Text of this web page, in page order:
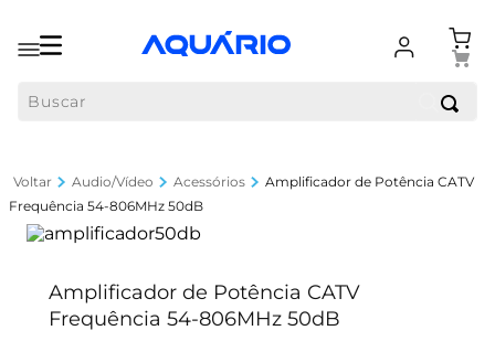
Audio/Vídeo Acessórios
Amplificador de Potência CATV
Frequência 54-806MHz 50dB
Amplificador de Potência CATV
Frequência 54-806MHz 50dB